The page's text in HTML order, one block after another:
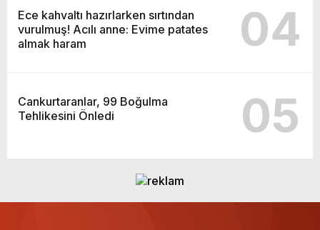
Ece kahvaltı hazırlarken sırtından
vurulmuş! Acılı anne: Evime patates
almak haram
04
Cankurtaranlar, 99 Boğulma
Tehlikesini Önledi
05